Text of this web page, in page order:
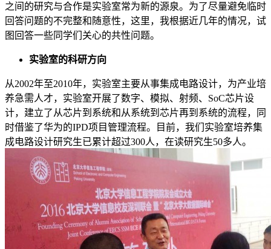
之间的研究与合作是实验室常为新的源泉。为了尽量避免临时
回答问题的不完整和随意性，这里，我根据近几年的情况，试
图回答一些同学们关心的共性问题。
实验室的科研方向
从2002年至2010年，实验室主要从事集成电路设计，为产业培
养急需人才，实验室开展了数字、模拟、射频、SoC芯片设
计，建立了从芯片到系统和从系统到芯片再到系统的流程，同
时借鉴了华为的IPD项目管理流程。目前，我们实验室培养集
成电路设计研究生已累计超过300人，在读研究生50多人。